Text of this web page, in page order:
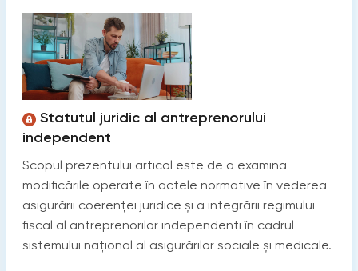
Statutul juridic al antreprenorului
independent
Scopul prezentului articol este de a examina
modificările operate în actele normative în vederea
asigurării coerenței juridice și a integrării regimului
fiscal al antreprenorilor independenți în cadrul
sistemului național al asigurărilor sociale și medicale.